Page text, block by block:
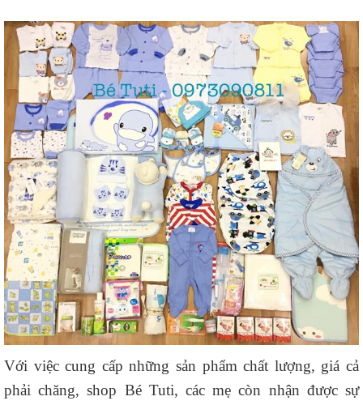
Với việc cung cấp những sản phẩm chất lượng, giá cả
phải chăng, shop Bé Tuti, các mẹ còn nhận được sự